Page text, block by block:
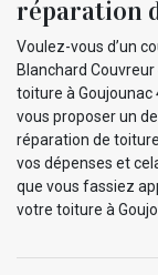
réparation
Voulez-vous d’un
Blanchard
toiture à
vous proposer un
réparation de
vos dépenses et
que vous fassiez
votre toiture à